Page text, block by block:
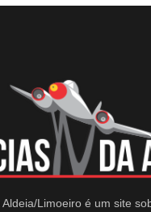
Limoeiro é um site